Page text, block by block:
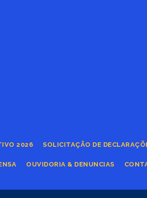
2026 SOLICITAÇÃO DE
OUVIDORIA & DENUNCIAS